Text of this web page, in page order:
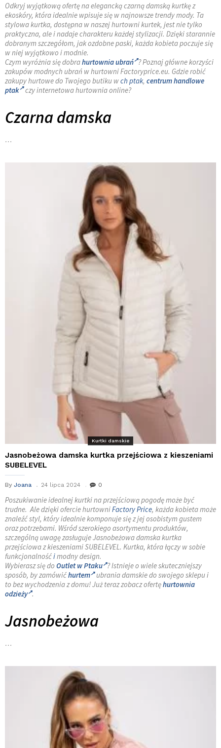
Odkryj wyjątkową ofertę na elegancką czarną damską kurtkę z
ekoskóry, która idealnie wpisuje się w najnowsze trendy mody. Ta
stylowa kurtka, dostępna w naszej hurtowni kurtek, jest nie tylko
praktyczna, ale i nadaje charakteru każdej stylizacji. Dzięki starannie
dobranym szczegółom, jak ozdobne paski, każda kobieta poczuje się
w niej wyjątkowo i modnie.
Czym wyróżnia się dobrahurtownia ubrań ? Poznaj główne korzyści
zakupów modnych ubrań w hurtowni Factoryprice.eu. Gdzie robić
zakupy hurtowe do Twojego butiku wch ptak, centrum handlowe
ptak czy internetowa hurtownia online?
Czarna damska
…
Kurtki damskie
Jasnobeżowa damska kurtka przejściowa z kieszeniami
SUBELEVEL
By Joana 24 lipca 2024 0
Poszukiwanie idealnej kurtki na przejściową pogodę może być
trudne. Ale dzięki ofercie hurtowniFactory Price, każda kobieta może
znaleźć styl, który idealnie komponuje się z jej osobistym gustem
oraz potrzebami. Wśród szerokiego asortymentu produktów,
szczególną uwagę zasługuje Jasnobeżowa damska kurtka
przejściowa z kieszeniami SUBELEVEL. Kurtka, która łączy w sobie
funkcjonalnośćimodny design.
Wybierasz się do Outlet w Ptaku ? Istnieje o wiele skuteczniejszy
sposób, by zamówićhurtem ubrania damskie do swojego sklepu i
to bez wychodzenia z domu! Już teraz zobacz ofertęhurtownia
odzieży .
Jasnobeżowa
…